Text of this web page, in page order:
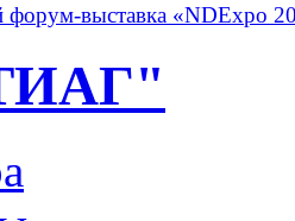
выставка «NDExpo